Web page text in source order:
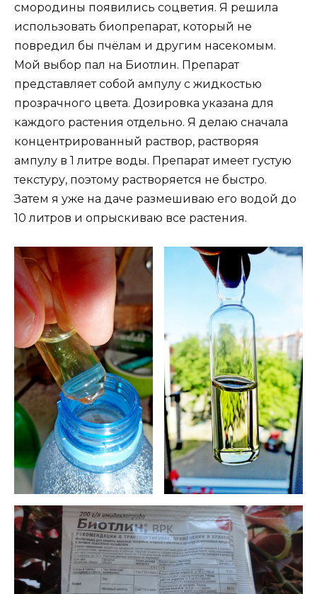
смородины появились соцветия. Я решила
использовать биопрепарат, который не
повредил бы пчёлам и другим насекомым.
Мой выбор пал на Биотлин. Препарат
представляет собой ампулу с жидкостью
прозрачного цвета. Дозировка указана для
каждого растения отдельно. Я делаю сначала
концентрированный раствор, растворяя
ампулу в 1 литре воды. Препарат имеет густую
текстуру, поэтому растворяется не быстро.
Затем я уже на даче размешиваю его водой до
10 литров и опрыскиваю все растения.